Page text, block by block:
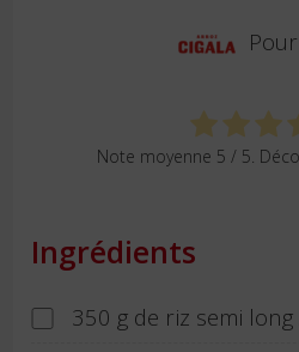
Pour
Note moyenne 5 / 5.
Ingrédients
350 g de riz semi long